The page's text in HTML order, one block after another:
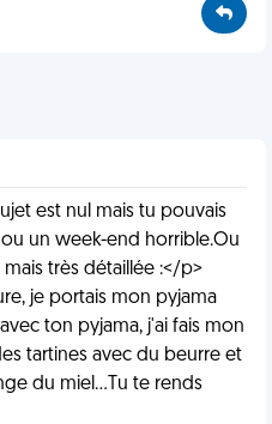
est nul mais tu pouvais
un week-end horrible.Ou
très détaillée :</p>
je portais mon pyjama
ton pyjama, j'ai fais mon
tartines avec du beurre et
du miel...Tu te rends